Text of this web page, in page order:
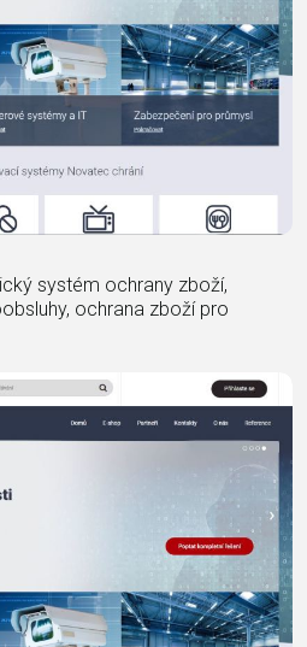
systém ochrany zboží,
ochrana zboží pro